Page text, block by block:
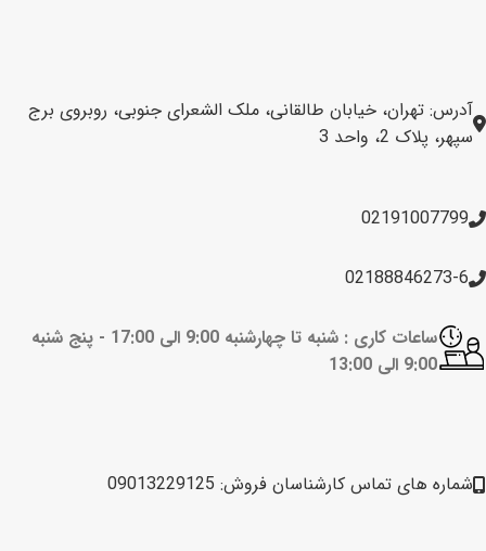
آدرس: تهران، خیابان طالقانی، ملک الشعرای جنوبی، روبروی برج
سپهر، پلاک 2، واحد 3
02191007799
02188846273-6
ساعات کاری : شنبه تا چهارشنبه 9:00 الی 17:00 -
پنج شنبه
9:00 الی 13:00
شماره های تماس کارشناسان فروش: 09013229125